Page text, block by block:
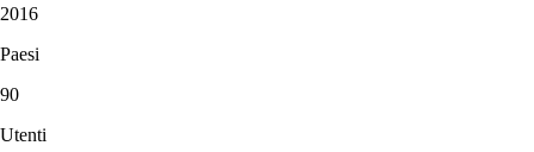
2016
Paesi
90
Utenti